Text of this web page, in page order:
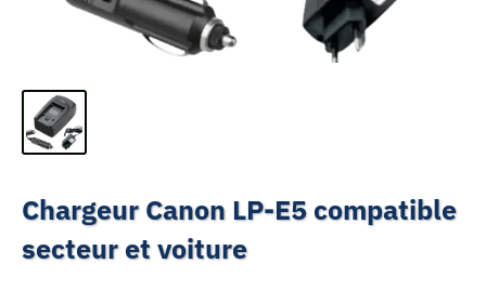
Chargeur Canon LP-E5 compatible
secteur et voiture